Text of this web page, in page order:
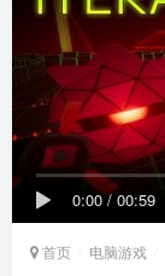
0:00/00:59
首页 电脑游戏